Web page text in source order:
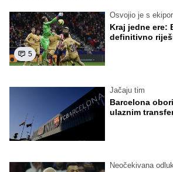
5
Osvojio je s
Kraj jedne ere:
definitivno
Jačaju tim
Barcelona
ulaznim
Neočekivana